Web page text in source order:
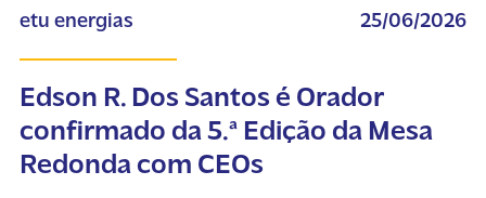
etu energias 25/06/2026
Edson R. Dos Santos é Orador
confirmado da 5.ª Edição da Mesa
Redonda com CEOs